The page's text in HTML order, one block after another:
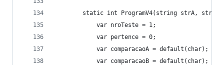
static int ProgramV4(string strA,
            var nroTeste = 1;
            var pertence = 0;
            var comparacaoA = default(char);
            var comparacaoB = default(char);